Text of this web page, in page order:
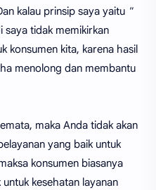
kalau prinsip saya yaitu "
saya tidak memikirkan
konsumen kita, karena hasil
menolong dan membantu
maka Anda tidak akan
yang baik untuk
konsumen biasanya
kesehatan layanan